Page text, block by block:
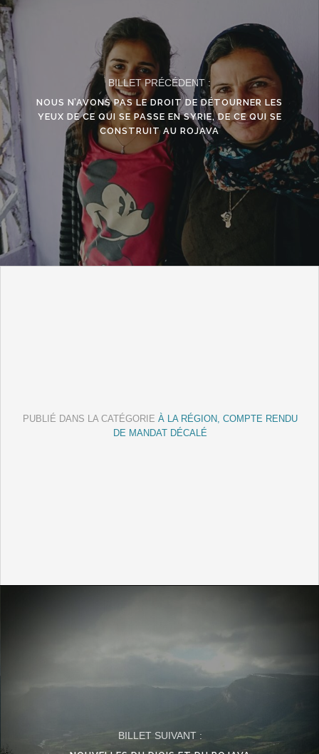
BILLET PRÉCÉDENT :
NOUS N’AVONS PAS LE DROIT DE DÉTOURNER LES
YEUX DE CE QUI SE PASSE EN SYRIE, DE CE QUI SE
CONSTRUIT AU ROJAVA
PUBLIÉ DANS LA CATÉGORIE À LA RÉGION, COMPTE RENDU
DE MANDAT DÉCALÉ
BILLET SUIVANT :